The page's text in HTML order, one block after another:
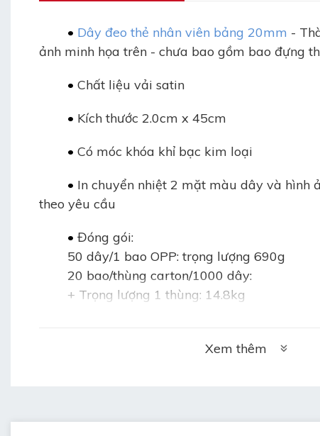
	•
Dây đeo thẻ nhân viên bảng 20mm -
ảnh minh họa trên - chưa bao gồm bao đựng
	•
Chất liệu vải satin
	•
Kích thước 2.0cm x 45cm
	•
Có móc khóa khỉ bạc kim loại
	•
In chuyển nhiệt 2 mặt màu dây và hình
theo yêu cầu
	•
Đóng gói:
50 dây/1 bao OPP: trọng lượng 690g
20 bao/thùng carton/1000 dây:
+ Trọng lượng 1 thùng: 14.8kg
Xem thêm